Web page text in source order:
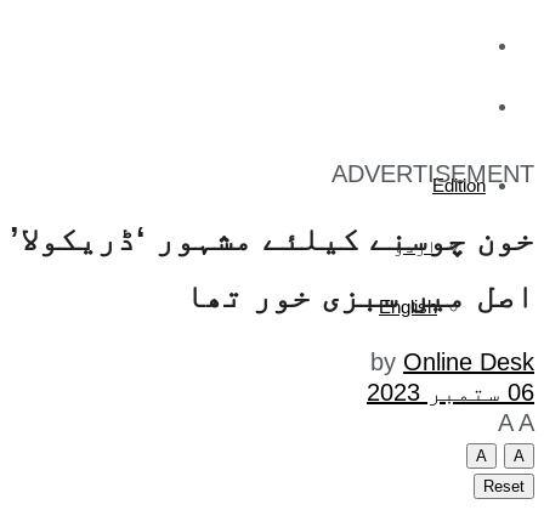
Edition
اردو
English
ADVERTISEMENT
خون چوسنے کیلئے مشہور ‘ڈریکولا’
اصل میں سبزی خور تھا
by Online Desk
06 ستمبر 2023
A A
A
A
Reset